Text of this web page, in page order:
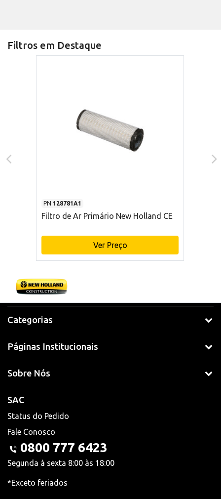
Filtros em Destaque
PN 128781A1
Filtro de Ar Primário New Holland CE
Ver Preço
Categorias
Páginas Institucionais
Sobre Nós
SAC
Status do Pedido
Fale Conosco
0800 777 6423
Segunda à sexta 8:00 às 18:00
*Exceto feriados